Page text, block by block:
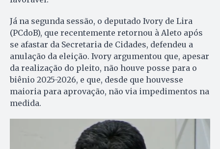
Já na segunda sessão, o deputado Ivory de Lira
(PCdoB), que recentemente retornou à Aleto após
se afastar da Secretaria de Cidades, defendeu a
anulação da eleição. Ivory argumentou que, apesar
da realização do pleito, não houve posse para o
biênio 2025-2026, e que, desde que houvesse
maioria para aprovação, não via impedimentos na
medida.